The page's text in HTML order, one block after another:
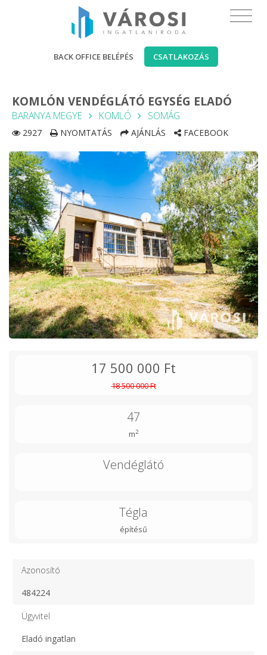
BACK OFFICE BELÉPÉS CSATLAKOZÁS
KOMLÓN VENDÉGLÁTÓ EGYSÉG ELADÓ
BARANYA MEGYE KOMLÓ SOMÁG
2927 NYOMTATÁS AJÁNLÁS FACEBOOK
17 500 000 Ft
18 500 000 Ft
47
m2
Vendéglátó
Tégla
építésű
Azonosító
484224
Ügyvitel
Eladó ingatlan